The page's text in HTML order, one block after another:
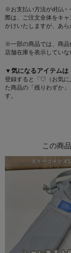
※お支払い方法がd払い
際は、ご注文全体をキ
かけいたしますが、あら
※一部の商品では、商品
店舗在庫を表示してい
▼気になるアイテムは
登録すると「♡（お気に
た商品の「残りわずか
す。
この商